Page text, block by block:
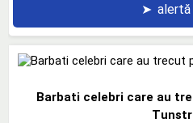
➤
Barbati celebri care au